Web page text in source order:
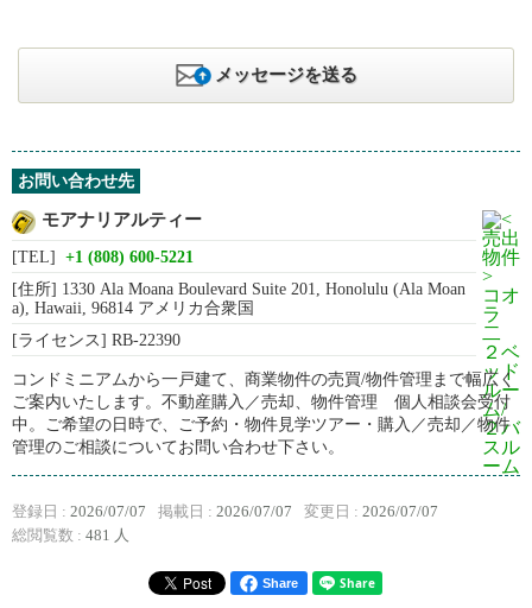
メッセージを送る
お問い合わせ先
モアナリアルティー
[TEL] +1 (808) 600-5221
[住所] 1330 Ala Moana Boulevard Suite 201, Honolulu (Ala Moan
a), Hawaii, 96814 アメリカ合衆国
[ライセンス] RB-22390
コンドミニアムから一戸建て、商業物件の売買/物件管理まで幅広く
ご案内いたします。不動産購入／売却、物件管理 個人相談会受付
中。ご希望の日時で、ご予約・物件見学ツアー・購入／売却／物件
管理のご相談についてお問い合わせ下さい。
登録日 : 2026/07/07 掲載日 : 2026/07/07 変更日 : 2026/07/07
総閲覧数 : 481 人
Share